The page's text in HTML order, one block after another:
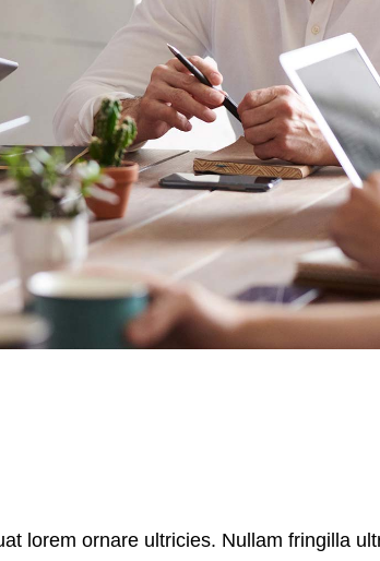
lorem ornare ultricies. Nullam fringilla